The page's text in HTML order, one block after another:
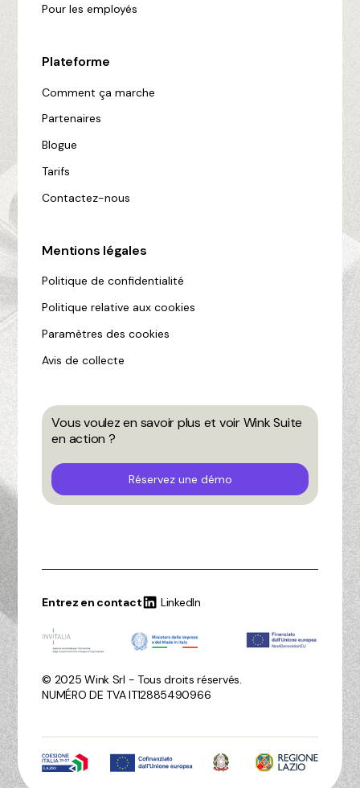
Pour les employés
Plateforme
Comment ça marche
Partenaires
Blogue
Tarifs
Contactez-nous
Mentions légales
Politique de confidentialité
Politique relative aux cookies
Paramètres des cookies
Avis de collecte
Vous voulez en savoir plus et voir Wink Suite
en action ?
Réservez une démo
© 2025 Wink Srl - Tous droits réservés.
NUMÉRO DE TVA IT12885490966
Entrez en contact LinkedIn